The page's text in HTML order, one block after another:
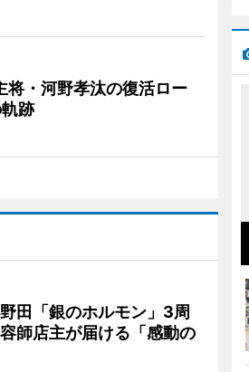
将・河野孝汰の復活ロー
跡
田「銀のホルモン」3周
師店主が届ける「感動の